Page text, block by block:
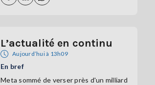
L’actualité en continu
Aujourd’hui à 13h09
En bref
Meta sommé de verser près d'un milliard